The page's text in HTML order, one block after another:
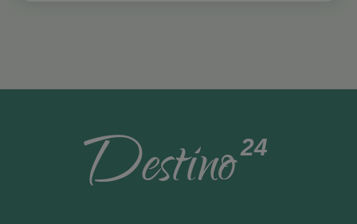
Destino24